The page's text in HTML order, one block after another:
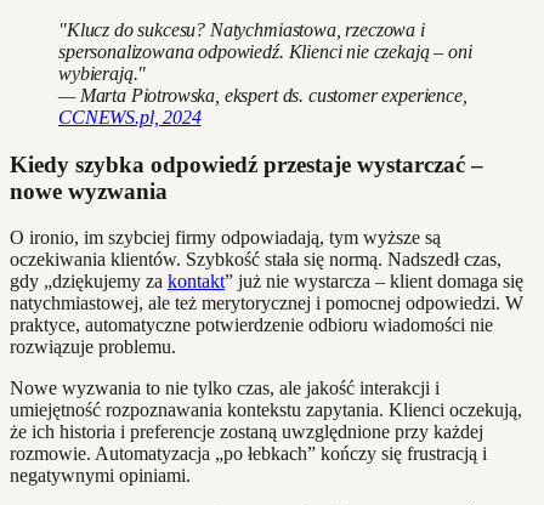
"Klucz do sukcesu? Natychmiastowa, rzeczowa i
spersonalizowana odpowiedź. Klienci nie czekają – oni
wybierają."
— Marta Piotrowska, ekspert ds. customer experience,
CCNEWS.pl, 2024
Kiedy szybka odpowiedź przestaje wystarczać –
nowe wyzwania
O ironio, im szybciej firmy odpowiadają, tym wyższe są
oczekiwania klientów. Szybkość stała się normą. Nadszedł czas,
gdy „dziękujemy za kontakt” już nie wystarcza – klient domaga się
natychmiastowej, ale też merytorycznej i pomocnej odpowiedzi. W
praktyce, automatyczne potwierdzenie odbioru wiadomości nie
rozwiązuje problemu.
Nowe wyzwania to nie tylko czas, ale jakość interakcji i
umiejętność rozpoznawania kontekstu zapytania. Klienci oczekują,
że ich historia i preferencje zostaną uwzględnione przy każdej
rozmowie. Automatyzacja „po łebkach” kończy się frustracją i
negatywnymi opiniami.